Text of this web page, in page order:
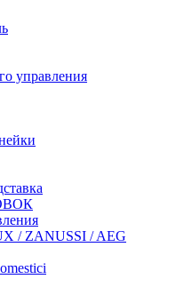
управления
/ ZANUSSI / AEG